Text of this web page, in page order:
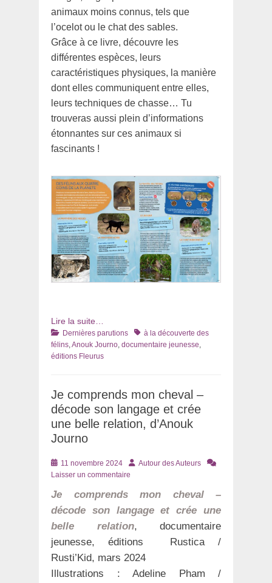
animaux moins connus, tels que
l’ocelot ou le chat des sables.
Grâce à ce livre, découvre les
différentes espèces, leurs
caractéristiques physiques, la manière
dont elles communiquent entre elles,
leurs techniques de chasse… Tu
trouveras aussi plein d’informations
étonnantes sur ces animaux si
fascinants !
Lire la suite…
Catégories
Dernières parutions Tagsà la découverte des
félins,Anouk Journo, documentaire jeunesse,
éditions Fleurus
Je comprends mon cheval –
décode son langage et crée
une belle relation, d’Anouk
Journo
Posté
le
11 novembre 2024 AuteurAutour des Auteurs
Laisser un commentaire
Je comprends mon cheval –
décode son langage et crée une
belle relation, documentaire
jeunesse, éditions Rustica /
Rusti’Kid, mars 2024
Illustrations : Adeline Pham /